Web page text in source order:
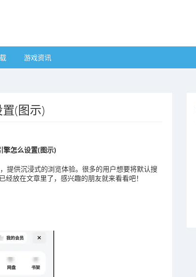
游戏资讯
(图示)
擎怎么设置(图示)
提供沉浸式的浏览体验。很多的用户想要将默认搜
放在文章里了，感兴趣的朋友就来看看吧！